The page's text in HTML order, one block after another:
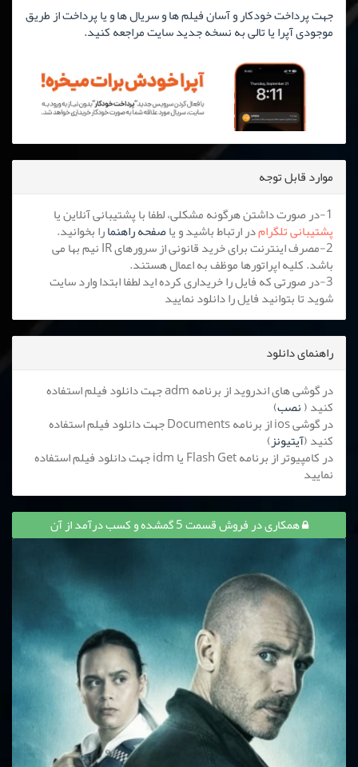
جهت پرداخت خودکار و آسان فیلم ها و سریال ها و یا پرداخت از طریق
موجودی آپرا یا تالی به نسخه جدید سایت مراجعه کنید.
موارد قابل توجه
1-در صورت داشتن هرگونه مشکلی، لطفا با پشتیبانی آنلاین یا
پشتیبانی تلگرامدر ارتباط باشید و یاصفحه راهنمارا بخوانید.
2-مصرف اینترنت برای خرید قانونی از سرورهای IR نیم بها می
باشد. کلیه اپراتورها موظف به اعمال هستند.
3-در صورتی که فایل را خریداری کرده اید لطفا ابتدا وارد سایت
شوید تا بتوانید فایل را دانلود نمایید
راهنمای دانلود
در گوشی های اندروید از برنامه adm جهت دانلود فیلم استفاده
کنید (نصب)
در گوشی ios از برنامه Documents جهت دانلود فیلم استفاده
کنید (آیتیونز)
در کامپیوتر از برنامه Flash Get یا idm جهت دانلود فیلم استفاده
نمایید
همکاری در فروش قسمت 5 گمشده و کسب درآمد از آن